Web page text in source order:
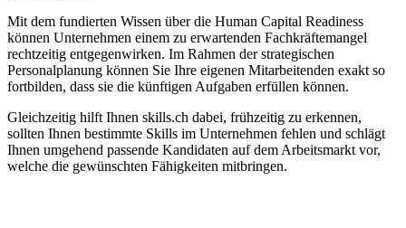
Mit dem fundierten Wissen über die Human Capital Readiness
können Unternehmen einem zu erwartenden Fachkräftemangel
rechtzeitig entgegenwirken. Im Rahmen der strategischen
Personalplanung können Sie Ihre eigenen Mitarbeitenden exakt so
fortbilden, dass sie die künftigen Aufgaben erfüllen können.
Gleichzeitig hilft Ihnen skills.ch dabei, frühzeitig zu erkennen,
sollten Ihnen bestimmte Skills im Unternehmen fehlen und schlägt
Ihnen umgehend passende Kandidaten auf dem Arbeitsmarkt vor,
welche die gewünschten Fähigkeiten mitbringen.